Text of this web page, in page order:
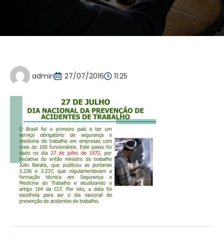
admin 27/07/2016 11:25